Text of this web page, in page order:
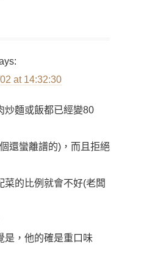
at 14:32:30
炒麵或飯都已經變80
還蠻離譜的)，而且拒絕
菜的比例就會不好(老闆
是，他的確是重口味